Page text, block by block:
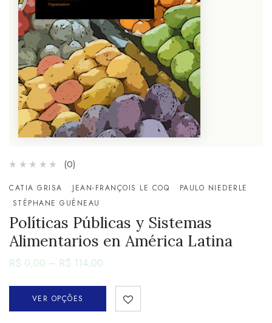
(0)
CATIA GRISA JEAN-FRANÇOIS LE COQ
PAULO NIEDERLE
STÉPHANE GUÉNEAU
Políticas Públicas y Sistemas
Alimentarios en América Latina
R$ 0,00 – R$ 114,00
VER OPÇÕES